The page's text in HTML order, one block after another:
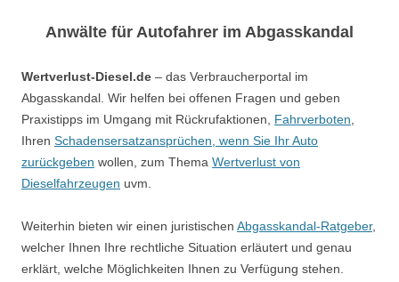
Anwälte für Autofahrer im Abgasskandal
Wertverlust-Diesel.de – das Verbraucherportal im
Abgasskandal. Wir helfen bei offenen Fragen und geben
Praxistipps im Umgang mit Rückrufaktionen, Fahrverboten
Ihren Schadensersatzansprüchen, wenn Sie Ihr Auto
zurückgeben wollen, zum Thema Wertverlust von
Dieselfahrzeugen uvm.
Weiterhin bieten wir einen juristischen Abgasskandal-Ratgeber,
welcher Ihnen Ihre rechtliche Situation erläutert und genau
erklärt, welche Möglichkeiten Ihnen zu Verfügung stehen.